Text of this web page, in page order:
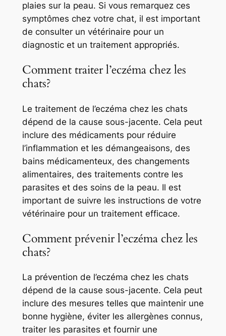
plaies sur la peau. Si vous remarquez ces
symptômes chez votre chat, il est important
de consulter un vétérinaire pour un
diagnostic et un traitement appropriés.
Comment traiter l’eczéma chez les
chats?
Le traitement de l’eczéma chez les chats
dépend de la cause sous-jacente. Cela peut
inclure des médicaments pour réduire
l’inflammation et les démangeaisons, des
bains médicamenteux, des changements
alimentaires, des traitements contre les
parasites et des soins de la peau. Il est
important de suivre les instructions de votre
vétérinaire pour un traitement efficace.
Comment prévenir l’eczéma chez les
chats?
La prévention de l’eczéma chez les chats
dépend de la cause sous-jacente. Cela peut
inclure des mesures telles que maintenir une
bonne hygiène, éviter les allergènes connus,
traiter les parasites et fournir une